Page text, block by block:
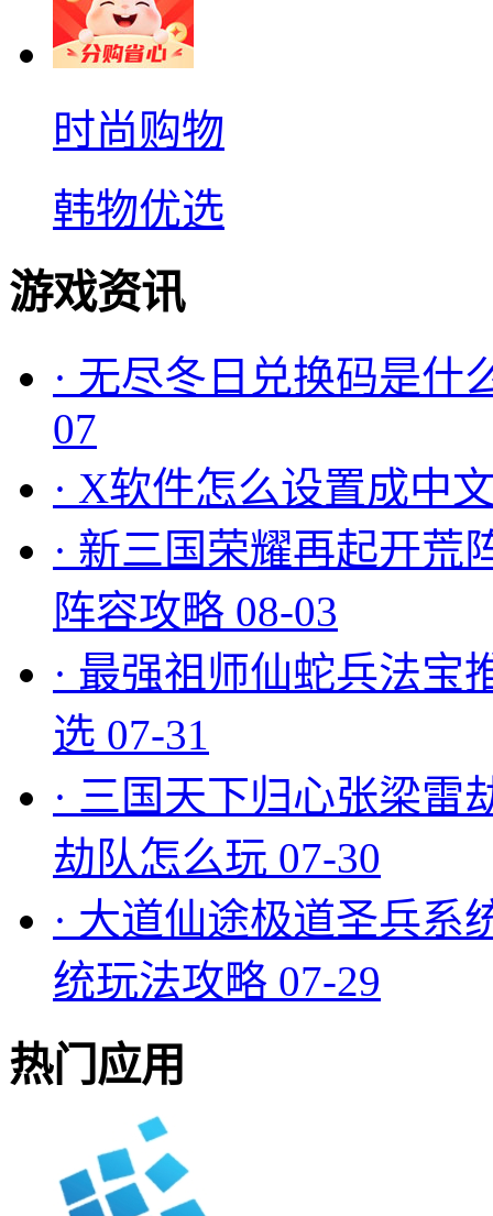
时尚购物
韩物优选
游戏资讯
· 无尽冬日兑换码是什
07
· X软件怎么设置成中
· 新三国荣耀再起开荒
阵容攻略 08-03
· 最强祖师仙蛇兵法宝
选 07-31
· 三国天下归心张梁雷
劫队怎么玩 07-30
· 大道仙途极道圣兵系
统玩法攻略 07-29
热门应用